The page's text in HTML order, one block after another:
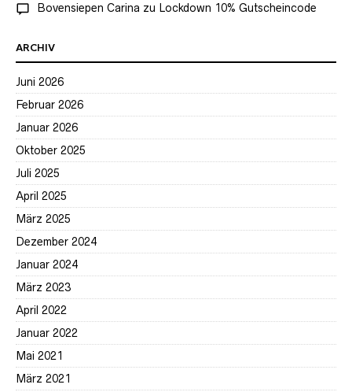
Bovensiepen Carina zu Lockdown 10% Gutscheincode
ARCHIV
Juni 2026
Februar 2026
Januar 2026
Oktober 2025
Juli 2025
April 2025
März 2025
Dezember 2024
Januar 2024
März 2023
April 2022
Januar 2022
Mai 2021
März 2021